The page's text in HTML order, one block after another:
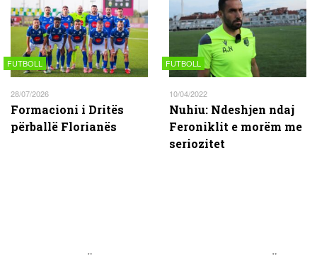
FUTBOLL
28/07/2026
Formacioni i Dritës
përballë Florianës
FUTBOLL
10/04/2022
Nuhiu: Ndeshjen ndaj
Feroniklit e morëm me
seriozitet